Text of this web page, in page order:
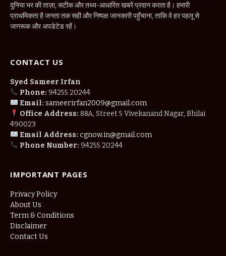
दुनिया भर की ताज़ा, सटीक और तथ्य-आधारित खबरें प्रदान करता है। हमारी
प्राथमिकता है जनता तक सही और निष्पक्ष जानकारी पहुँचाना, ताकि वे हर पहलू से
जागरूक और अपडेटेड रहें।
CONTACT US
Syed Sameer Irfan
Phone: 94255 20244
Email: sameerirfan2009@gmail.com
Office Address: 88A, Street 5 Vivekanand Nagar, Bhilai
490023
Email Address: cgnow.in@gmail.com
Phone Number: 94255 20244
IMPORTANT PAGES
Privacy Policy
About Us
Term & Conditions
Disclaimer
Contact Us